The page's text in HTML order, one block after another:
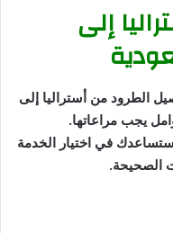
إلى
الطرود من أستراليا إلى
يجب مراعاتها.
في اختيار الخدمة
الصحيحة.